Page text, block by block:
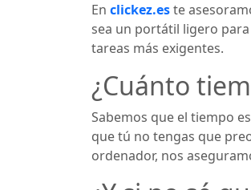
En clickez.este
sea un portátil ligero
tareas más exigentes.
¿Cuánto
Sabemos que el tiempo
que tú no tengas que
ordenador, nos